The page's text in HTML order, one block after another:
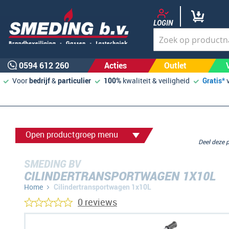
LOGIN
0594 612 260 Acties Outlet
Voorbedrijf&particulier 100% kwaliteit & veiligheid Gratis*
Open productgroep menu
SMEDING BV
CILINDERTRANSPORTWAGEN 1X10L
Home Cilindertransportwagen 1x10L
Deel
0 reviews
Ga